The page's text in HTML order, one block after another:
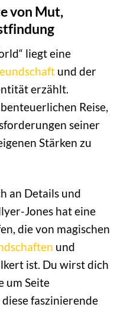
von Mut,
liegt eine
und der
erzählt.
Reise,
seiner
Stärken zu
an Details und
Jones hat eine
die von magischen
und
ist. Du wirst dich
um Seite
faszinierende